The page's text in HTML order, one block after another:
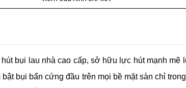
bụi lau nhà cao cấp, sở hữu lực hút mạnh mẽ
bụi bẩn cứng đầu trên mọi bề mặt sàn chỉ